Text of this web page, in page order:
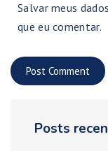
Salvar meus
que eu comentar.
Posts